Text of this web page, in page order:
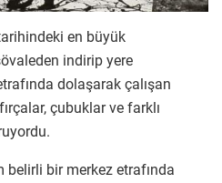
en büyük
indirip yere
dolaşarak çalışan
çubuklar ve farklı
belirli bir merkez etrafında